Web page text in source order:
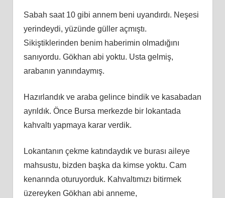
Sabah saat 10 gibi annem beni uyandırdı. Neşesi
yerindeydi, yüzünde güller açmıştı.
Sikiştiklerinden benim haberimin olmadığını
sanıyordu. Gökhan abi yoktu. Usta gelmiş,
arabanın yanındaymış.
Hazırlandık ve araba gelince bindik ve kasabadan
ayrıldık. Önce Bursa merkezde bir lokantada
kahvaltı yapmaya karar verdik.
Lokantanın çekme katındaydık ve burası aileye
mahsustu, bizden başka da kimse yoktu. Cam
kenarında oturuyorduk. Kahvaltımızı bitirmek
üzereyken Gökhan abi anneme,